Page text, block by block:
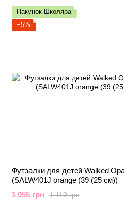
Пакунок Школяра
−5%
Футзалки для детей Walked
(SALW401J orange (39 (25 см))
1 110 грн
1 055 грн